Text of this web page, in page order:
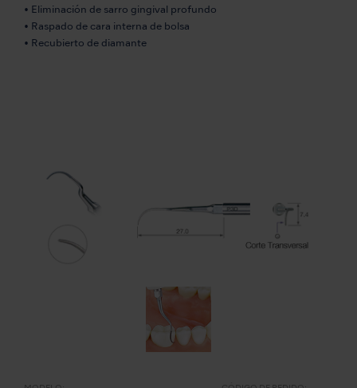
• Eliminación de sarro gingival profundo
• Raspado de cara interna de bolsa
• Recubierto de diamante